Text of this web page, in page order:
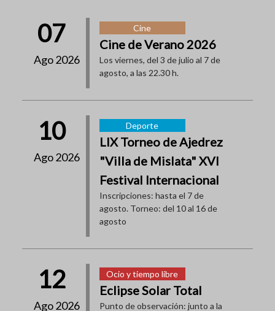
07
Ago 2026
Cine
Cine de Verano 2026
Los viernes, del 3 de julio al 7 de
agosto, a las 22.30 h.
10
Ago 2026
Deporte
LIX Torneo de Ajedrez
"Villa de Mislata" XVI
Festival Internacional
Inscripciones: hasta el 7 de
agosto. Torneo: del 10 al 16 de
agosto
12
Ago 2026
Ocio y tiempo libre
Eclipse Solar Total
Punto de observación: junto a la